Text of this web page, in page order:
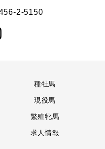
2-5150
種牡馬
現役馬
繁殖牝馬
求人情報